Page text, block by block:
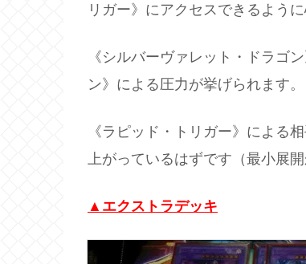
リガー》にアクセスできるように
《シルバーヴァレット・ドラゴ
ン》による圧力が挙げられます。
《ラピッド・トリガー》による
上がっているはずです（最小展
▲エクストラデッキ